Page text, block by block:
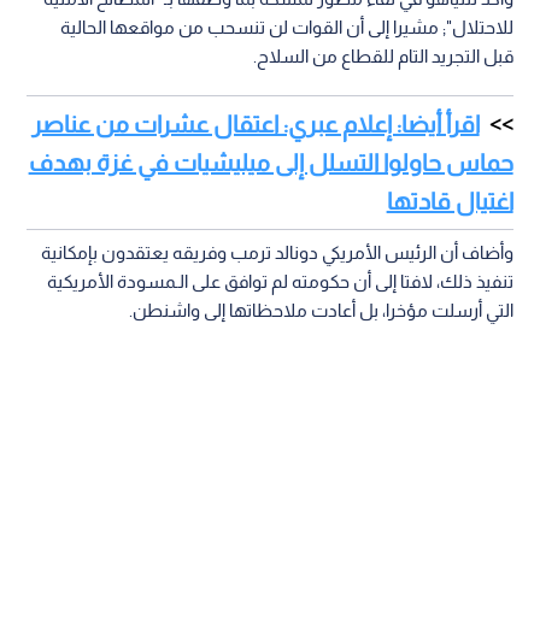
للاحتلال"; مشيرا إلى أن القوات لن تنسحب من مواقعها الحالية
قبل التجريد التام للقطاع من السلاح.
اقرأ أيضا: إعلام عبري: اعتقال عشرات من عناصر
حماس حاولوا التسلل إلى ميليشيات في غزة بهدف
اغتيال قادتها
وأضاف أن الرئيس الأمريكي دونالد ترمب وفريقه يعتقدون بإمكانية
تنفيذ ذلك، لافتا إلى أن حكومته لم توافق على الـمسودة الأمريكية
التي أرسلت مؤخرا، بل أعادت ملاحظاتها إلى واشنطن.